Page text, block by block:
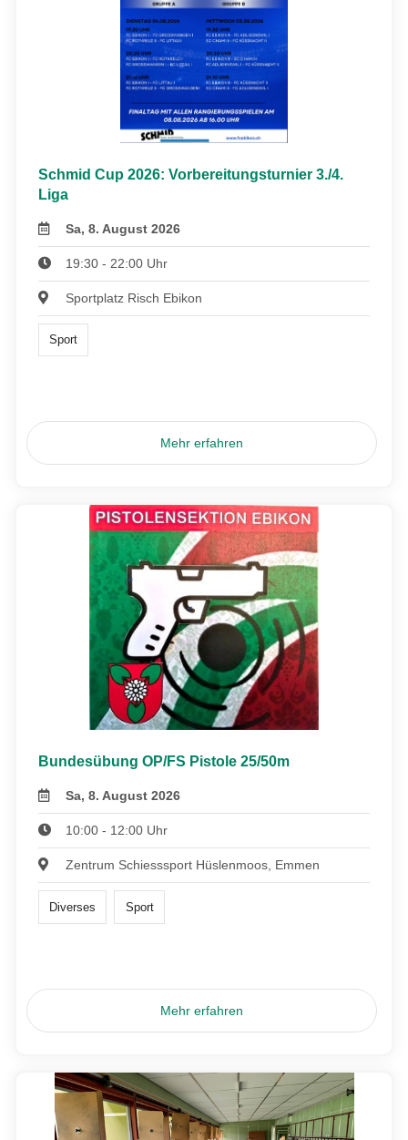
Schmid Cup 2026: Vorbereitungsturnier 3./4.
Liga
Sa, 8. August 2026
19:30 - 22:00 Uhr
Sportplatz Risch Ebikon
Sport
Mehr erfahren
Bundesübung OP/FS Pistole 25/50m
Sa, 8. August 2026
10:00 - 12:00 Uhr
Zentrum Schiesssport Hüslenmoos, Emmen
Diverses Sport
Mehr erfahren